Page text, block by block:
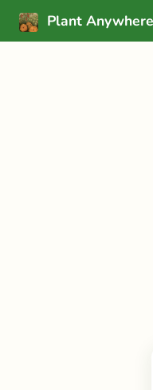
Plant Anywhere